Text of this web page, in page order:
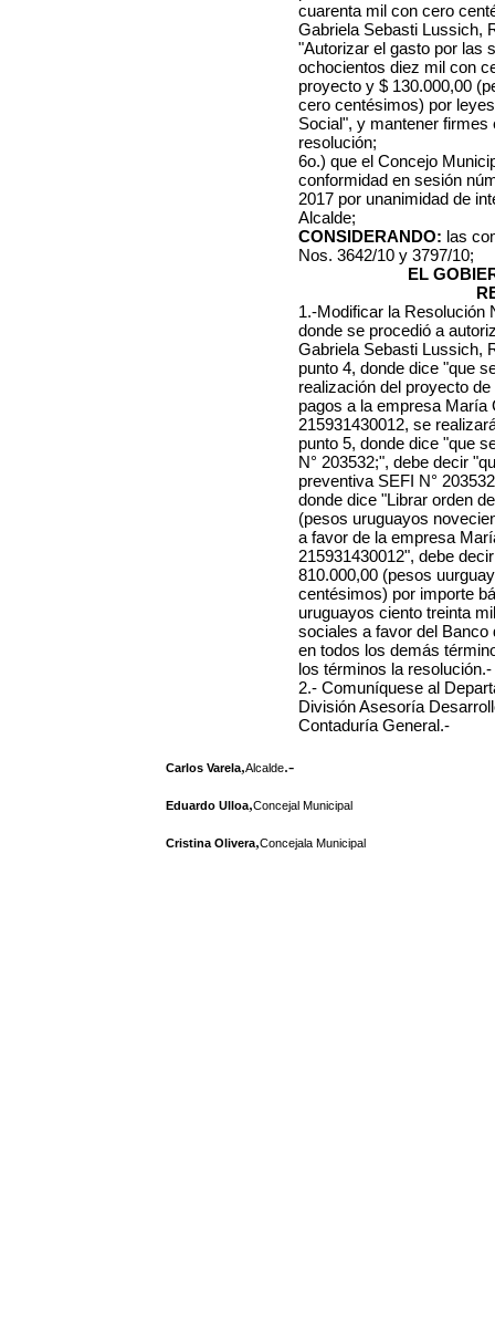
cuarenta mil con cero
Gabriela Sebasti Lussich,
"Autorizar el gasto por las
ochocientos diez mil con
proyecto y $ 130.000,00
cero centésimos) por
Social", y mantener
resolución;
6o.) que el Concejo
conformidad en sesión
2017 por unanimidad de
Alcalde;
CONSIDERANDO: las
Nos. 3642/10 y 3797/10;
EL
1.-Modificar la Resolución
donde se procedió a
Gabriela Sebasti Lussich,
punto 4, donde dice "que
realización del proyecto
pagos a la empresa María
215931430012, se
punto 5, donde dice "que
N° 203532;", debe decir
preventiva SEFI N°
donde dice "Librar orden
(pesos uruguayos
a favor de la empresa
215931430012", debe
810.000,00 (pesos
centésimos) por importe
uruguayos ciento treinta
sociales a favor del
en todos los demás
los términos la resolución.-
2.- Comuníquese al
División Asesoría
Contaduría General.-
Carlos Varela,Alcalde.-
Eduardo Ulloa,Concejal Municipal
Cristina Olivera,Concejala Municipal